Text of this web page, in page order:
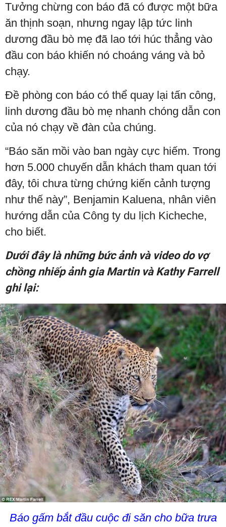
Tưởng chừng con báo đã có được một bữa
ăn thịnh soạn, nhưng ngay lập tức linh
dương đầu bò mẹ đã lao tới húc thẳng vào
đầu con báo khiến nó choáng váng và bỏ
chạy.
Đề phòng con báo có thể quay lại tấn công,
linh dương đầu bò mẹ nhanh chóng dẫn con
của nó chạy về đàn của chúng.
“Báo săn mồi vào ban ngày cực hiếm. Trong
hơn 5.000 chuyến dẫn khách tham quan tới
đây, tôi chưa từng chứng kiến cảnh tượng
như thế này”, Benjamin Kaluena, nhân viên
hướng dẫn của Công ty du lịch Kicheche,
cho biết.
Dưới đây là những bức ảnh và video do vợ
chồng nhiếp ảnh gia Martin và Kathy Farrell
ghi lại:
Báo gấm bắt đầu cuộc đi săn cho bữa trưa